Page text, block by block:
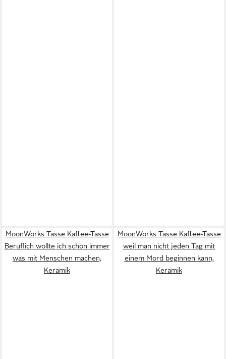
MoonWorks Tasse Kaffee-Tasse
Beruflich wollte ich schon immer
was mit Menschen machen,
Keramik
MoonWorks Tasse Kaffee-Tasse
weil man nicht jeden Tag mit
einem Mord beginnen kann,
Keramik